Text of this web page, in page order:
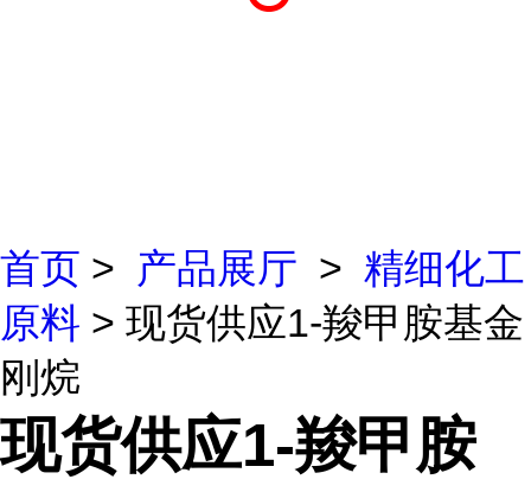
首页 > 产品展厅 > 精细化工
原料 > 现货供应1-羧甲胺基金
刚烷
现货供应1-羧甲胺